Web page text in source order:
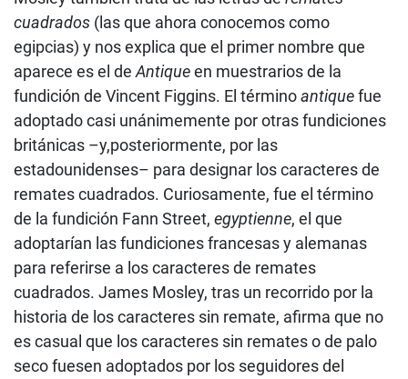
cuadrados (las que ahora conocemos como
egipcias) y nos explica que el primer nombre que
aparece es el de Antiqueen muestrarios de la
fundición de Vincent Figgins. El términoantiquefue
adoptado casi unánimemente por otras fundiciones
británicas –y,posteriormente, por las
estadounidenses– para designar los caracteres de
remates cuadrados. Curiosamente, fue el término
de la fundición Fann Street, egyptienne, el que
adoptarían las fundiciones francesas y alemanas
para referirse a los caracteres de remates
cuadrados. James Mosley, tras un recorrido por la
historia de los caracteres sin remate, afirma que no
es casual que los caracteres sin remates o de palo
seco fuesen adoptados por los seguidores del